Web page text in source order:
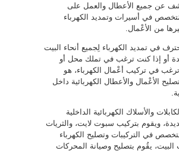
عن جميع الأعطال والعمل على
في أسيرات وتمديد الكهرباء
من الأعْمال.
في تمديد الكهرباء لِجميع أنحاء البيت
أو إذا كنت ترغب في تملك محل أو
في تركيب أعْمال الكهرباء، هو
الأعْمال والأعطال الكهربائية داخل
والأسلاك الكهربائية الداخلية
ويقوم بتركيب سبوت لايت، والثريات
في التركيبات وتصليح الكهرباء
يقُوم بتصليح وصيانة المحركات